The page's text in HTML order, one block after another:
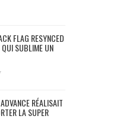
FLAG RESYNCED
SUBLIME UN
RÉALISAIT
LA SUPER